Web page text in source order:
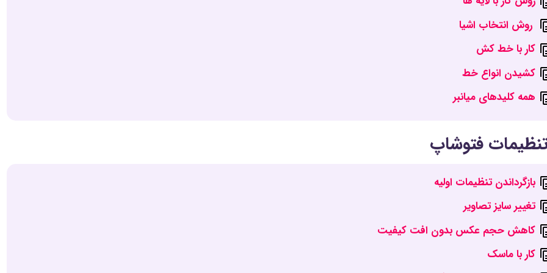
روش انتخاب اشیا
کار با خط کش
کشیدن انواع خط
همه کلیدهای میانبر
تنظیمات فتوشاپ
بازگرداندن تنظیمات اولیه
تغییر سایز تصاویر
کاهش حجم عکس بدون افت کیفیت
کار با ماسک